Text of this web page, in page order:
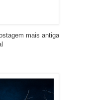
mais antiga